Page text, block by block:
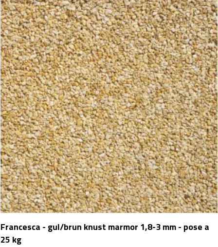
Francesca - gul/brun knust marmor 1,8-3 mm - pose a
25 kg